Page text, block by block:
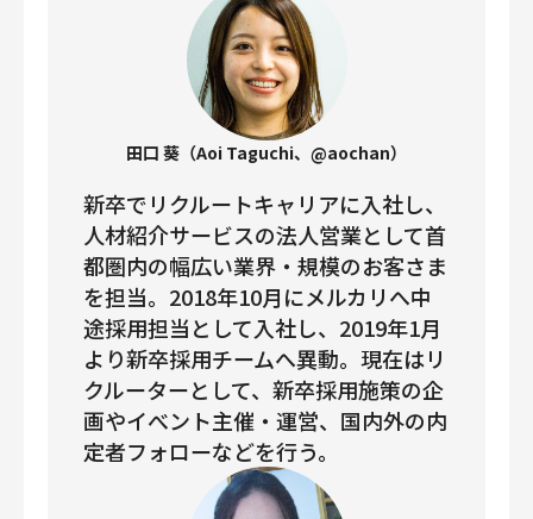
募集中の求人一覧
田口 葵（Aoi Taguchi、@aochan）
新卒でリクルートキャリアに入社し、
人材紹介サービスの法人営業として首
都圏内の幅広い業界・規模のお客さま
を担当。2018年10月にメルカリへ中
途採用担当として入社し、2019年1月
より新卒採用チームへ異動。現在はリ
クルーターとして、新卒採用施策の企
画やイべント主催・運営、国内外の内
定者フォローなどを行う。